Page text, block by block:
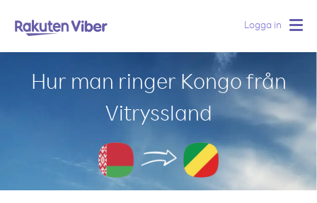
Logga in
Hur man ringer Kongo från
Vitryssland